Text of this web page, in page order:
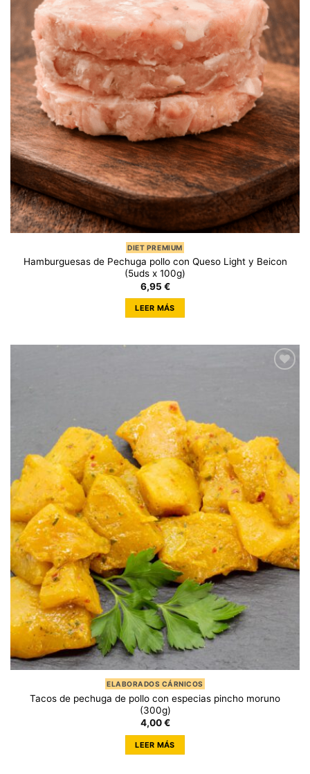
DIET PREMIUM
Hamburguesas de Pechuga pollo con Queso Light y Beicon
(5uds x 100g)
6,95 €
LEER MÁS
ELABORADOS CÁRNICOS
Tacos de pechuga de pollo con especias pincho moruno
(300g)
4,00€
LEER MÁS